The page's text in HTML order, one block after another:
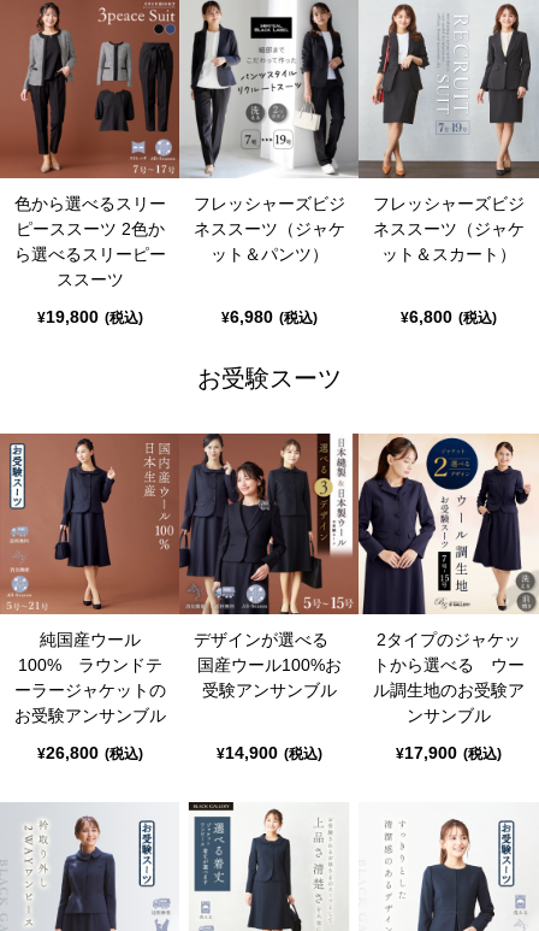
色から選べるスリー
ピーススーツ 2色か
ら選べるスリーピー
ススーツ
¥19,800 (税込)
フレッシャーズビジ
ネススーツ（ジャケ
ット＆パンツ）
¥6,980 (税込)
フレッシャーズビジ
ネススーツ（ジャケ
ット＆スカート）
¥6,800 (税込)
お受験スーツ
純国産ウール
100% ラウンドテ
ーラージャケットの
お受験アンサンブル
¥26,800 (税込)
デザインが選べる
国産ウール100%お
受験アンサンブル
¥14,900 (税込)
2タイプのジャケッ
トから選べる ウー
ル調生地のお受験ア
ンサンブル
¥17,900 (税込)